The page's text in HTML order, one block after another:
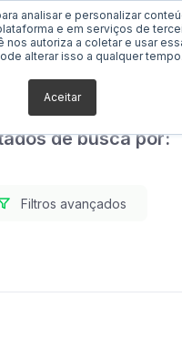
analisar e personalizar
e em serviços de
nos autoriza a coletar e usar
alterar isso a qualquer tempo.
Aceitar
encontrados 0
de busca por:
Filtros avançados